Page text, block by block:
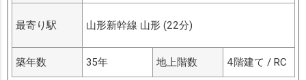
最寄り駅 山形新幹線 山形 (22分)
築年数 35年 地上階数 4階建て / RC